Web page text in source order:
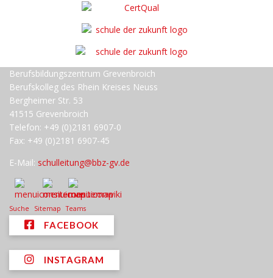
Berufsbildungszentrum Grevenbroich
Berufskolleg des Rhein Kreises Neuss
Bergheimer Str. 53
41515 Grevenbroich
Telefon: +49 (0)2181 6907-0
Fax: +49 (0)2181 6907-45
E-Mail: schulleitung@bbz-gv.de
Suche Sitemap Teams
FACEBOOK
INSTAGRAM